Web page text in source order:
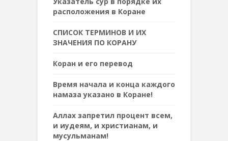
расположения в Коране
СПИСОК ТЕРМИНОВ И ИХ
ЗНАЧЕНИЯ ПО КОРАНУ
Коран и его перевод
Время начала и конца каждого
намаза указано в Коране!
Аллах запретил процент всем,
и иудеям, и христианам, и
мусульманам!